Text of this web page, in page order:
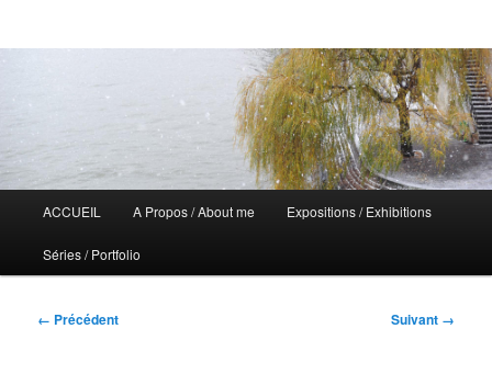
principal
ACCUEIL A Propos / About me Expositions / Exhibitions
Séries / Portfolio
Navigation
← Précédent Suivant →